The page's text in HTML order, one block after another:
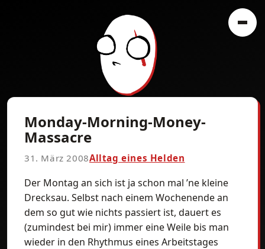
Monday-Morning-Money-
Massacre
31. März 2008Alltag eines Helden
Der Montag an sich ist ja schon mal ’ne kleine
Drecksau. Selbst nach einem Wochenende an
dem so gut wie nichts passiert ist, dauert es
(zumindest bei mir) immer eine Weile bis man
wieder in den Rhythmus eines Arbeitstages